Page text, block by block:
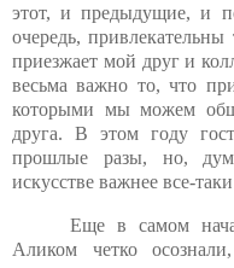
этот, и предыдущие, и
очередь,
приезжает мой друг и
весьма важно то, что
которыми мы можем
друга. В этом году
прошлые разы, но,
искусстве важнее все-
Еще в самом
Аликом четко